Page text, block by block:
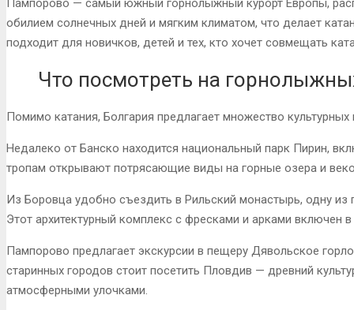
Пампорово — самый южный горнолыжный курорт Европы,
обилием солнечных дней и мягким климатом, что делает
подходит для новичков, детей и тех, кто хочет совмещать
Что посмотреть на
Помимо катания, Болгария предлагает множество
Недалеко от Банско находится национальный парк Пирин,
тропам открывают потрясающие виды на горные озера и
Из Боровца удобно съездить в Рильский монастырь, одну из
Этот архитектурный комплекс с фресками и арками включен
Пампорово предлагает экскурсии в пещеру Дявольское
старинных городов стоит посетить Пловдив — древний
атмосферными улочками.